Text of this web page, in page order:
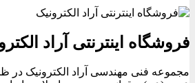
فروشگاه اینترنتی آراد
مجموعه فنی مهندسی آراد الکترونیک